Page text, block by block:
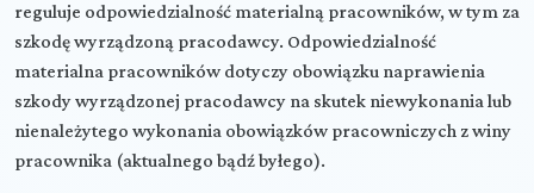
reguluje odpowiedzialność materialną pracowników, w tym za
szkodę wyrządzoną pracodawcy. Odpowiedzialność
materialna pracowników dotyczy obowiązku naprawienia
szkody wyrządzonej pracodawcy na skutek niewykonania lub
nienależytego wykonania obowiązków pracowniczych z winy
pracownika (aktualnego bądź byłego).